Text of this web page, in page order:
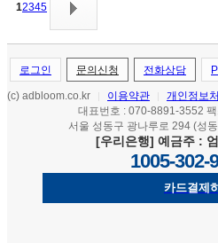
12345
로그인 문의신청 전화상담
(c) adbloom.co.kr 이용약관
개인정보
대표번호 : 070-8891-3552
서울 성동구 광나루로 294 (성
[우리은행] 예금주 :
1005-302-
카드결제